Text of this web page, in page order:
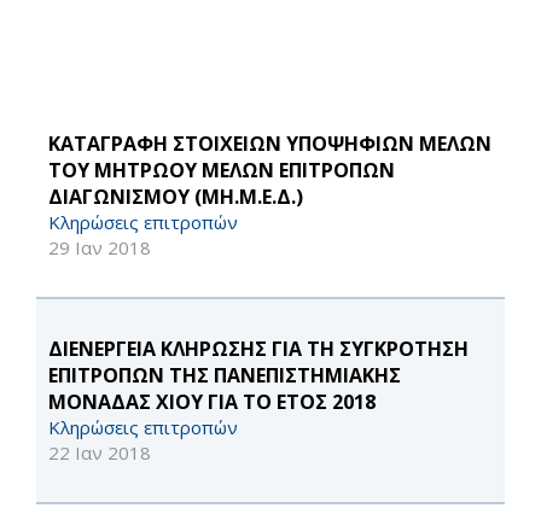
ΚΑΤΑΓΡΑΦΗ ΣΤΟΙΧΕΙΩΝ ΥΠΟΨΗΦΙΩΝ ΜΕΛΩΝ
ΤΟΥ ΜΗΤΡΩΟΥ ΜΕΛΩΝ ΕΠΙΤΡΟΠΩΝ
ΔΙΑΓΩΝΙΣΜΟΥ (ΜΗ.Μ.Ε.Δ.)
Κληρώσεις επιτροπών
29 Ιαν 2018
ΔΙΕΝΕΡΓΕΙΑ ΚΛΗΡΩΣΗΣ ΓΙΑ ΤΗ ΣΥΓΚΡΟΤΗΣΗ
ΕΠΙΤΡΟΠΩΝ ΤΗΣ ΠΑΝΕΠΙΣΤΗΜΙΑΚΗΣ
ΜΟΝΑΔΑΣ ΧΙΟΥ ΓΙΑ ΤΟ ΕΤΟΣ 2018
Κληρώσεις επιτροπών
22 Ιαν 2018